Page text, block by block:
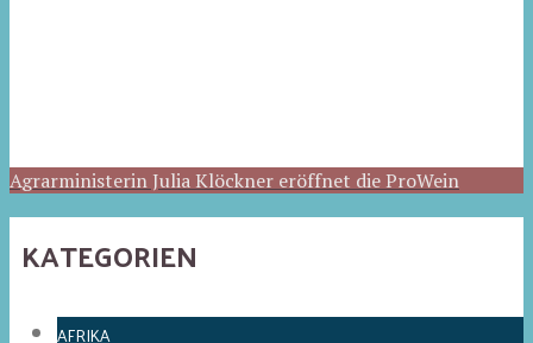
Agrarministerin Julia Klöckner eröffnet die ProWein
KATEGORIEN
AFRIKA